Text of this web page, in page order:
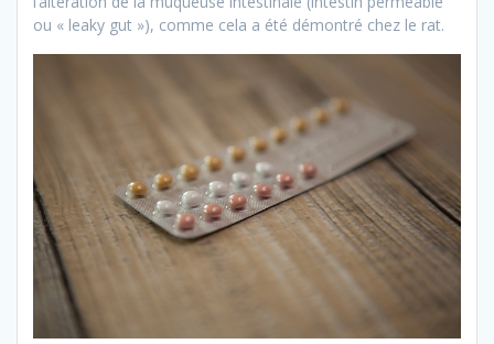
ou « leaky gut »), comme cela a été démontré chez le rat.